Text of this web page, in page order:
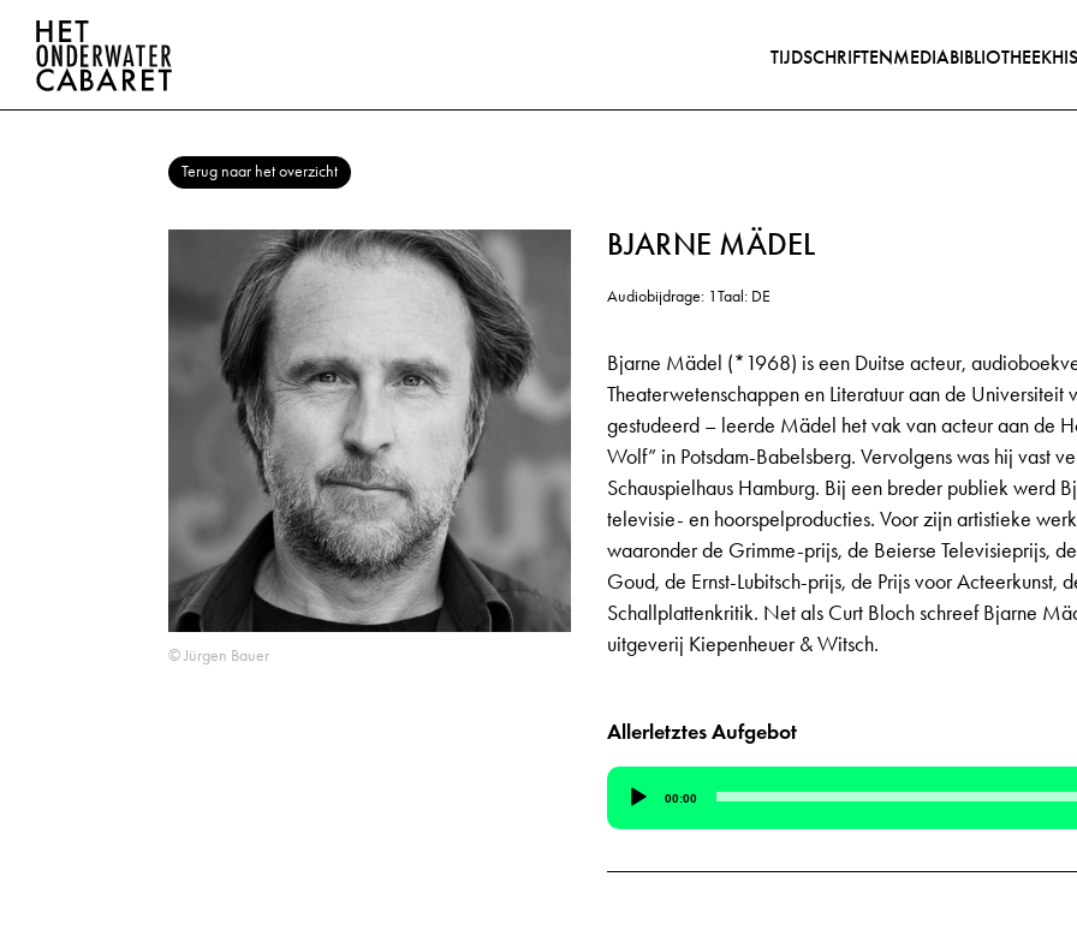
TIJDSCHRIFTENMEDIABIBLIOTHEEK
Terug naar het overzicht
© Jürgen Bauer
BJARNE MÄDEL
Audiobijdrage: 1Taal: DE
Bjarne Mädel (*1968) is een Duitse acteur,
Theaterwetenschappen en Literatuur aan de
gestudeerd – leerde Mädel het vak van acteur aan de
Wolf” in Potsdam-Babelsberg. Vervolgens was hij vast
Schauspielhaus Hamburg. Bij een breder publiek werd
televisie- en hoorspelproducties. Voor zijn artistieke
waaronder de Grimme-prijs, de Beierse Televisieprijs,
Goud, de Ernst-Lubitsch-prijs, de Prijs voor Acteerkunst,
Schallplattenkritik. Net als Curt Bloch schreef Bjarne
uitgeverij Kiepenheuer & Witsch.
Allerletztes Aufgebot
Audiospeler
00:00